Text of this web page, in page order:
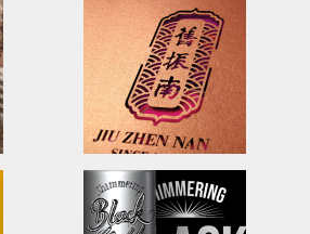
TEAM
象策略
Ching Yuan tea
brand identity/logo design/
慈心淨源茶/品牌探索.識別/包裝設
packaging
ibiopen
brand identity/logo design/